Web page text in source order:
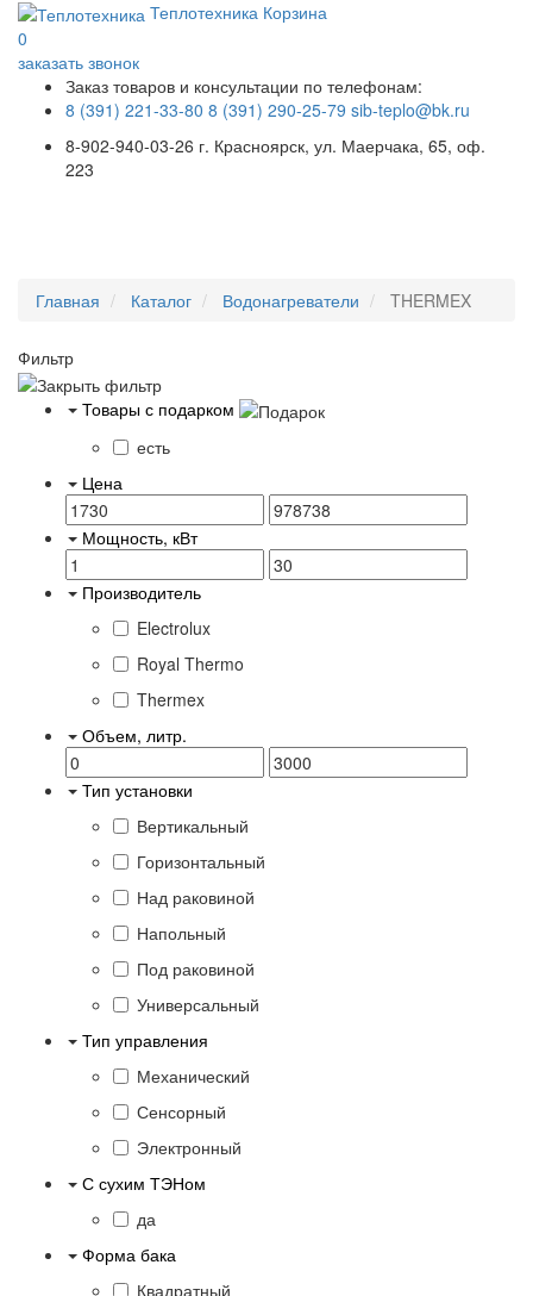
Теплотехника Корзина
0
заказать звонок
Заказ товаров и консультации по телефонам:
8 (391) 221-33-80 8 (391) 290-25-79 sib-teplo@bk.ru
8-902-940-03-26 г. Красноярск, ул. Маерчака, 65, оф.
223
Главная Каталог Водонагреватели THERMEX
Фильтр
Товары с подарком
есть
Цена
Мощность, кВт
Производитель
Electrolux
Royal Thermo
Thermex
Объем, литр.
Тип установки
Вертикальный
Горизонтальный
Над раковиной
Напольный
Под раковиной
Универсальный
Тип управления
Механический
Сенсорный
Электронный
С сухим ТЭНом
да
Форма бака
Квадратный